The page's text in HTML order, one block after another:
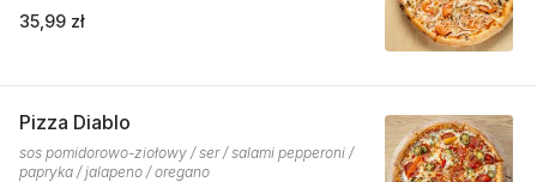
35,99 zł
Pizza Diablo
sos pomidorowo-ziołowy / ser / salami pepperoni /
papryka / jalapeno / oregano